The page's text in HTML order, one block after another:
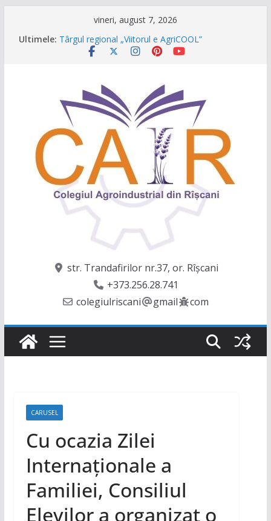
vineri, august 7, 2026
Ultimele: acțiune!
Târgul regional „Viitorul e AgriCOOL”
Festivalul Lavandei a fost despre oameni, emoții
și clipe de neuitat!
CONCURS DE VIDEO SPOTURI „The Coral Reef
of the Prut – destinația ta turistică”
str. Trandafirilor nr.37, or. Rîşcani
+373.256.28.741
colegiulriscani
gmail com
CARUSEL
Cu ocazia Zilei
Internaționale a
Familiei, Consiliul
Elevilor a organizat o